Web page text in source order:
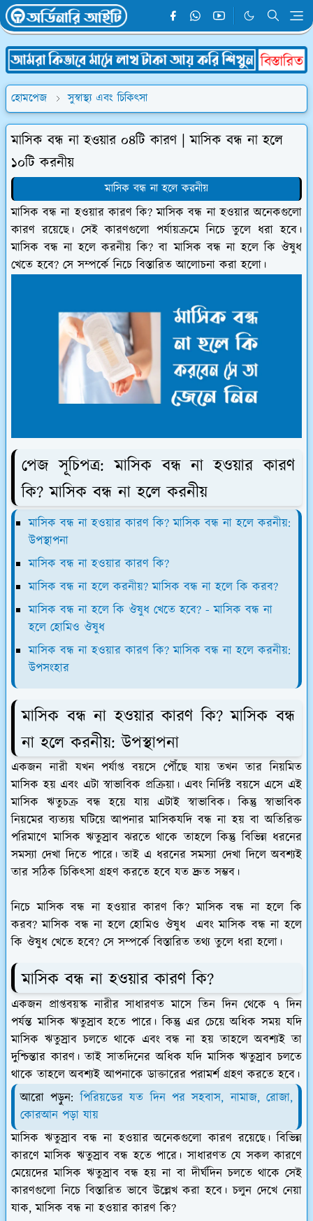
হোমপেজ সুস্বাস্থ্য এবং চিকিৎসা
মাসিক বন্ধ না হওয়ার ০৪টি কারণ | মাসিক বন্ধ না হলে
১০টি করনীয়
মাসিক বন্ধ না হলে করনীয়
মাসিক বন্ধ না হওয়ার কারণ কি? মাসিক বন্ধ না হওয়ার অনেকগুলো
কারণ রয়েছে। সেই কারণগুলো পর্যায়ক্রমে নিচে তুলে ধরা হবে।
মাসিক বন্ধ না হলে করনীয় কি? বা মাসিক বন্ধ না হলে কি ঔষুধ
খেতে হবে? সে সম্পর্কে নিচে বিস্তারিত আলোচনা করা হলো।
পেজ সূচিপত্র: মাসিক বন্ধ না হওয়ার কারণ
কি? মাসিক বন্ধ না হলে করনীয়
মাসিক বন্ধ না হওয়ার কারণ কি? মাসিক বন্ধ না হলে করনীয়:
উপস্থাপনা
মাসিক বন্ধ না হওয়ার কারণ কি?
মাসিক বন্ধ না হলে করনীয়? মাসিক বন্ধ না হলে কি করব?
মাসিক বন্ধ না হলে কি ঔষুধ খেতে হবে? - মাসিক বন্ধ না
হলে হোমিও ঔষুধ
মাসিক বন্ধ না হওয়ার কারণ কি? মাসিক বন্ধ না হলে করনীয়:
উপসংহার
মাসিক বন্ধ না হওয়ার কারণ কি? মাসিক বন্ধ
না হলে করনীয়: উপস্থাপনা
একজন নারী যখন পর্যাপ্ত বয়সে পৌঁছে যায় তখন তার নিয়মিত
মাসিক হয় এবং এটা স্বাভাবিক প্রক্রিয়া। এবং নির্দিষ্ট বয়সে এসে এই
মাসিক ঋতুচক্র বন্ধ হয়ে যায় এটাই স্বাভাবিক। কিন্তু স্বাভাবিক
নিয়মের ব্যত্যয় ঘটিয়ে আপনার মাসিকযদি বন্ধ না হয় বা অতিরিক্ত
পরিমাণে মাসিক ঋতুস্রাব ঝরতে থাকে তাহলে কিন্তু বিভিন্ন ধরনের
সমস্যা দেখা দিতে পারে। তাই এ ধরনের সমস্যা দেখা দিলে অবশ্যই
তার সঠিক চিকিৎসা গ্রহণ করতে হবে যত দ্রুত সম্ভব।
নিচে মাসিক বন্ধ না হওয়ার কারণ কি? মাসিক বন্ধ না হলে কি
করব? মাসিক বন্ধ না হলে হোমিও ঔষুধ এবং মাসিক বন্ধ না হলে
কি ঔষুধ খেতে হবে? সে সম্পর্কে বিস্তারিত তথ্য তুলে ধরা হলো।
মাসিক বন্ধ না হওয়ার কারণ কি?
একজন প্রাপ্তবয়স্ক নারীর সাধারণত মাসে তিন দিন থেকে ৭ দিন
পর্যন্ত মাসিক ঋতুস্রাব হতে পারে। কিন্তু এর চেয়ে অধিক সময় যদি
মাসিক ঋতুস্রাব চলতে থাকে এবং বন্ধ না হয় তাহলে অবশ্যই তা
দুশ্চিন্তার কারণ। তাই সাতদিনের অধিক যদি মাসিক ঋতুস্রাব চলতে
থাকে তাহলে অবশ্যই আপনাকে ডাক্তারের পরামর্শ গ্রহণ করতে হবে।
আরো পড়ুন:পিরিয়ডের যত দিন পর সহবাস, নামাজ, রোজা,
কোরআন পড়া যায়
মাসিক ঋতুস্রাব বন্ধ না হওয়ার অনেকগুলো কারণ রয়েছে। বিভিন্ন
কারণে মাসিক ঋতুস্রাব বন্ধ হতে পারে। সাধারণত যে সকল কারণে
মেয়েদের মাসিক ঋতুস্রাব বন্ধ হয় না বা দীর্ঘদিন চলতে থাকে সেই
কারণগুলো নিচে বিস্তারিত ভাবে উল্লেখ করা হবে। চলুন দেখে নেয়া
যাক, মাসিক বন্ধ না হওয়ার কারণ কি?